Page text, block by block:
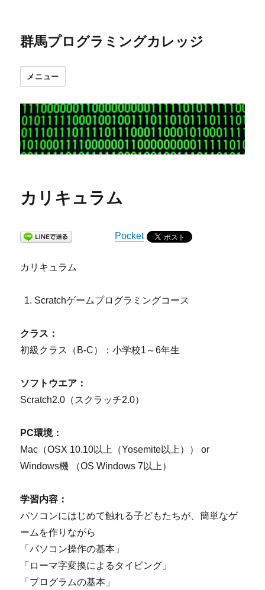
群馬プログラミングカレッジ
メニュー
カリキュラム
Pocket
カリキュラム
Scratchゲームプログラミングコース
クラス：
初級クラス（B-C）：小学校1～6年生
ソフトウエア：
Scratch2.0（スクラッチ2.0）
PC環境：
Mac（OSX 10.10以上（Yosemite以上）） or
Windows機 （OS Windows 7以上）
学習内容：
パソコンにはじめて触れる子どもたちが、簡単なゲ
ームを作りながら
「パソコン操作の基本」
「ローマ字変換によるタイピング」
「プログラムの基本」